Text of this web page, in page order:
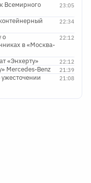
23:05
Всемирного
22:34
22:12
о
в «Москва-
22:12
«Энхерту»
21:39
Mercedes-Benz
21:08